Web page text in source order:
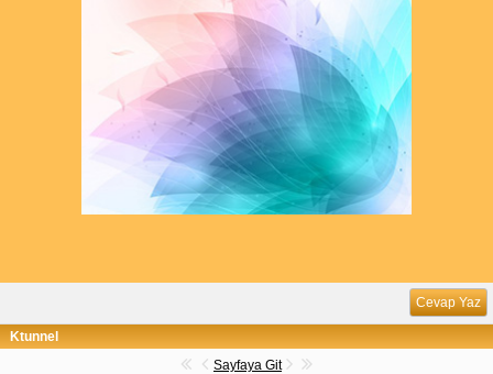
Cevap Yaz
Ktunnel
Sayfaya Git